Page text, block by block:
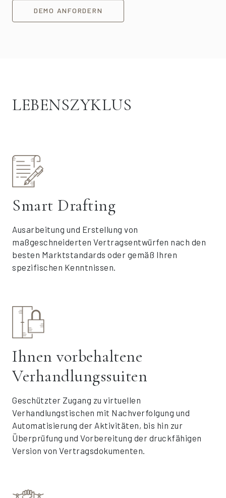
DEMO ANFORDERN
LEBENSZYKLUS
Smart Drafting
Ausarbeitung und Erstellung von
maßgeschneiderten Vertragsentwürfen nach den
besten Marktstandards oder gemäß Ihren
spezifischen Kenntnissen.
Ihnen vorbehaltene
Verhandlungssuiten
Geschützter Zugang zu virtuellen
Verhandlungstischen mit Nachverfolgung und
Automatisierung der Aktivitäten, bis hin zur
Überprüfung und Vorbereitung der druckfähigen
Version von Vertragsdokumenten.